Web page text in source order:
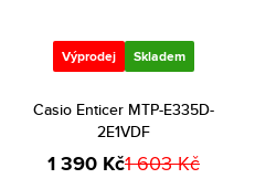
Výprodej Skladem
Casio Enticer MTP-E335D-
2E1VDF
1 390 Kč1 603 Kč